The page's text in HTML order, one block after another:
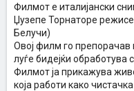
Филмот е италијански
Џузепе Торнаторе
Белучи)
Овој филм го препорачав
луѓе бидејќи обработува
Филмот ја прикажува
која работи како